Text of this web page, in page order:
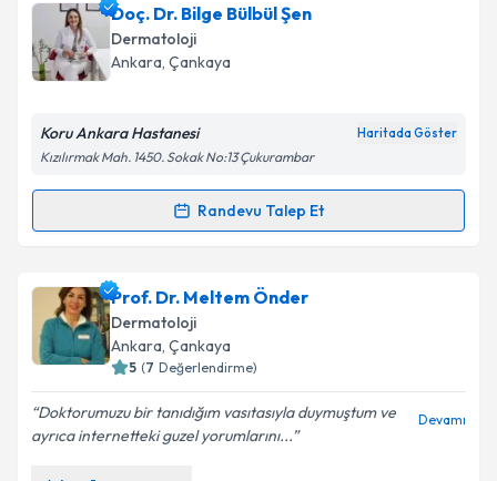
Uzm. Dr. Melis Bal Akdoğaniçin randevu takvimi
talebi oluşturun. Size bu uzmandan randevu almanız
için bir takvim hazırlandığında e-posta ile
bilgilendireceğiz.
Kişisel verilerimin işlenmesine ilişkinAydınlatma
kapsamda işlenmesini kabul ediyorum.
Takvim Talebini Gönder
Doç. Dr. Bilge Bülbül Şen
Dermatoloji
Ankara, Çankaya
Koru Ankara Hastanesi Haritada Göster
Kızılırmak Mah. 1450. Sokak No:13 Çukurambar
Randevu Talep Et
Randevu Takvimi Talebi
Doç. Dr. Bilge Bülbül Şeniçin randevu takvimi talebi
oluşturun. Size bu uzmandan randevu almanız için bir
takvim hazırlandığında e-posta ile bilgilendireceğiz.
Prof. Dr. Meltem Önder
Dermatoloji
Ankara, Çankaya
5 (7 Değerlendirme)
Doktorumuzu bir tanıdığım vasıtasıyla duymuştum ve
ayrıca internetteki guzel yorumlarını...
Devamı